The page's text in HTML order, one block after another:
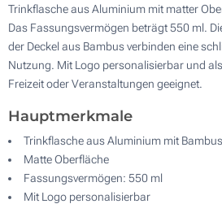
Trinkflasche aus Aluminium mit matter
Das Fassungsvermögen beträgt 550 ml.
der Deckel aus Bambus verbinden eine
Nutzung. Mit Logo personalisierbar und
Freizeit oder Veranstaltungen geeignet.
Hauptmerkmale
Trinkflasche aus Aluminium mit
Matte Oberfläche
Fassungsvermögen: 550 ml
Mit Logo personalisierbar